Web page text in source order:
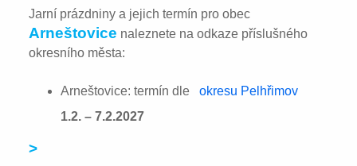
Jarní prázdniny a jejich termín pro obec
Arneštovice naleznete na odkaze příslušného
okresního města:
Arneštovice: termín dle
okresu Pelhřimov
1.2. – 7.2.2027
>